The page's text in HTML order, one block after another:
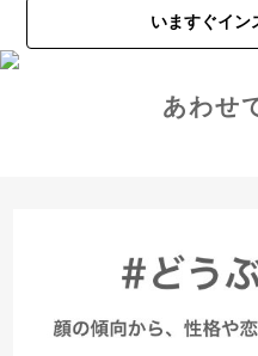
いますぐイン
あわせ